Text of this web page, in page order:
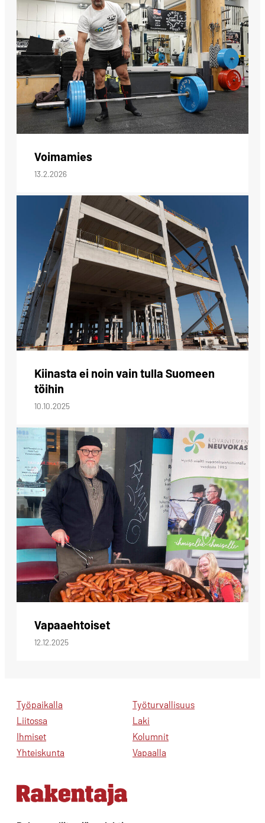
Voimamies
13.2.2026
Kiinasta ei noin vain tulla Suomeen
töihin
10.10.2025
Vapaaehtoiset
12.12.2025
Työpaikalla
Liitossa
Ihmiset
Yhteiskunta
Työturvallisuus
Laki
Kolumnit
Vapaalla